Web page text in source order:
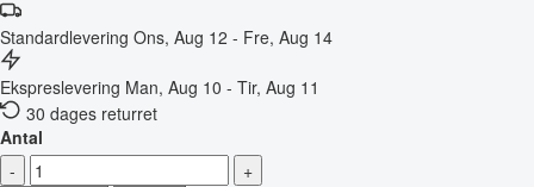
Standardlevering Ons, Aug 12 - Fre, Aug 14
Ekspreslevering Man, Aug 10 - Tir, Aug 11
30 dages returret
Antal
-
+